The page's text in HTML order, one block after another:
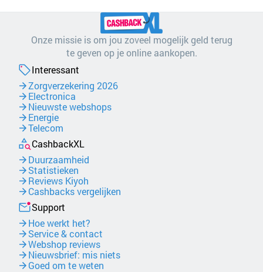
Onze missie is om jou zoveel mogelijk geld terug
te geven op je online aankopen.
Interessant
Zorgverzekering 2026
Electronica
Nieuwste webshops
Energie
Telecom
CashbackXL
Duurzaamheid
Statistieken
Reviews Kiyoh
Cashbacks vergelijken
Support
Hoe werkt het?
Service & contact
Webshop reviews
Nieuwsbrief: mis niets
Goed om te weten